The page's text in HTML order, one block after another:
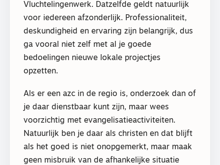
Vluchtelingenwerk. Datzelfde geldt natuurlijk
voor iedereen afzonderlijk. Professionaliteit,
deskundigheid en ervaring zijn belangrijk, dus
ga vooral niet zelf met al je goede
bedoelingen nieuwe lokale projectjes
opzetten.
Als er een azc in de regio is, onderzoek dan of
je daar dienstbaar kunt zijn, maar wees
voorzichtig met evangelisatieactiviteiten.
Natuurlijk ben je daar als christen en dat blijft
als het goed is niet onopgemerkt, maar maak
geen misbruik van de afhankelijke situatie